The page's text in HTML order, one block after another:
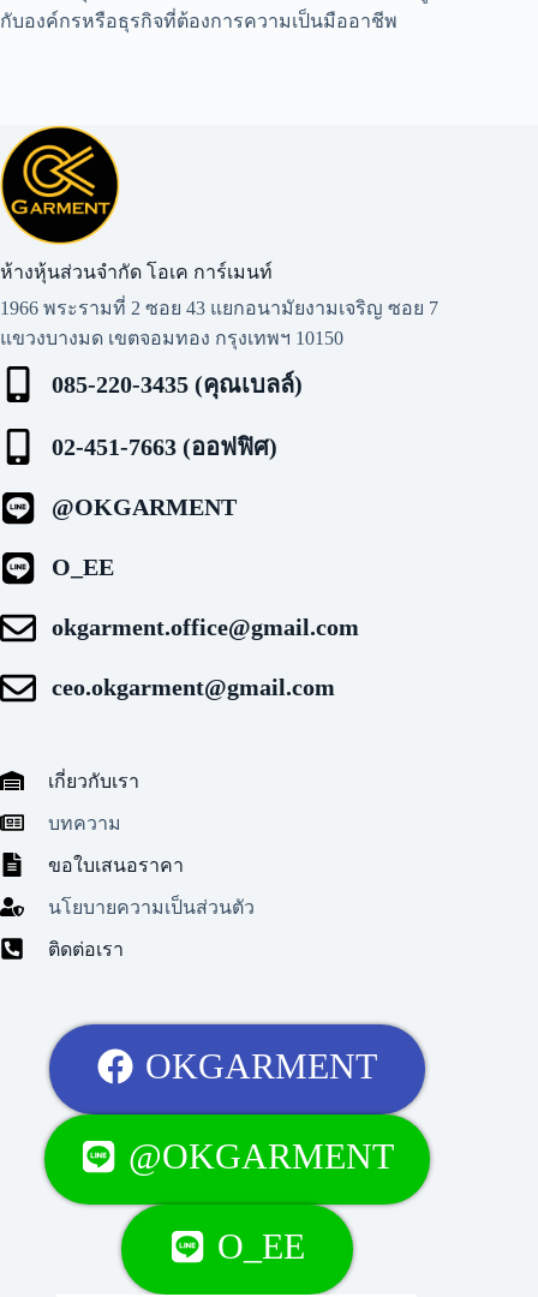
กับองค์กรหรือธุรกิจที่ต้องการความเป็นมืออาชีพ
ห้างหุ้นส่วนจำกัด โอเค การ์เมนท์​
1966 พระรามที่ 2 ซอย 43 แยกอนามัยงามเจริญ ซอย 7
แขวงบางมด เขตจอมทอง กรุงเทพฯ 10150
085-220-3435 (คุณเบลล์)
02-451-7663 (ออฟฟิศ)
@OKGARMENT
O_EE
okgarment.office@gmail.com
ceo.okgarment@gmail.com
เกี่ยวกับเรา
บทความ
ขอใบเสนอราคา
นโยบายความเป็นส่วนตัว
ติดต่อเรา
OKGARMENT
@OKGARMENT
O_EE